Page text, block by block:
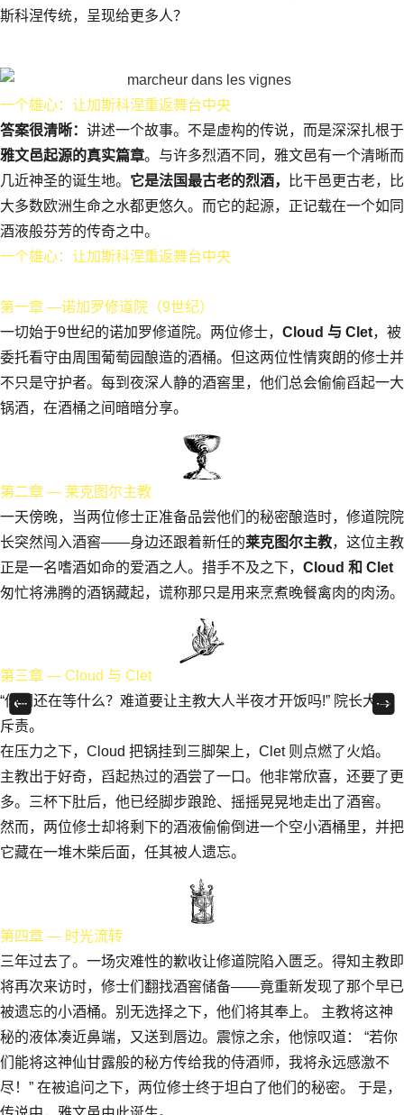
斯科涅传统，呈现给更多人？
一个雄心：让加斯科涅重返舞台中央
答案很清晰： 讲述一个故事。不是虚构的传说，而是深深扎根于
雅文邑起源的真实篇章。与许多烈酒不同，雅文邑有一个清晰而
几近神圣的诞生地。 它是法国最古老的烈酒，
比干邑更古老，比
大多数欧洲生命之水都更悠久。而它的起源，正记载在一个如同
酒液般芬芳的传奇之中。
一个雄心：让加斯科涅重返舞台中央
第一章 —诺加罗修道院（9世纪）
一切始于9世纪的诺加罗修道院。两位修士， Cloud 与 Clet，被
委托看守由周围葡萄园酿造的酒桶。但这两位性情爽朗的修士并
不只是守护者。每到夜深人静的酒窖里，他们总会偷偷舀起一大
锅酒，在酒桶之间暗暗分享。
第二章 — 莱克图尔主教
一天傍晚，当两位修士正准备品尝他们的秘密酿造时，修道院院
长突然闯入酒窖——身边还跟着新任的莱克图尔主教，这位主教
正是一名嗜酒如命的爱酒之人。措手不及之下， Cloud 和 Clet
匆忙将沸腾的酒锅藏起，谎称那只是用来烹煮晚餐禽肉的肉汤。
第三章 — Cloud 与 Clet
“你们还在等什么？难道要让主教大人半夜才开饭吗!” 院长大声
斥责。
在压力之下，Cloud 把锅挂到三脚架上，Clet 则点燃了火焰。
主教出于好奇，舀起热过的酒尝了一口。他非常欣喜，还要了更
多。三杯下肚后，他已经脚步踉跄、摇摇晃晃地走出了酒窖。
然而，两位修士却将剩下的酒液偷偷倒进一个空小酒桶里，并把
它藏在一堆木柴后面，任其被人遗忘。
第四章 — 时光流转
三年过去了。一场灾难性的歉收让修道院陷入匮乏。得知主教即
将再次来访时，修士们翻找酒窖储备——竟重新发现了那个早已
被遗忘的小酒桶。别无选择之下，他们将其奉上。 主教将这神
秘的液体凑近鼻端，又送到唇边。震惊之余，他惊叹道： “若你
们能将这神仙甘露般的秘方传给我的侍酒师，我将永远感激不
尽！” 在被追问之下，两位修士终于坦白了他们的秘密。 于是，